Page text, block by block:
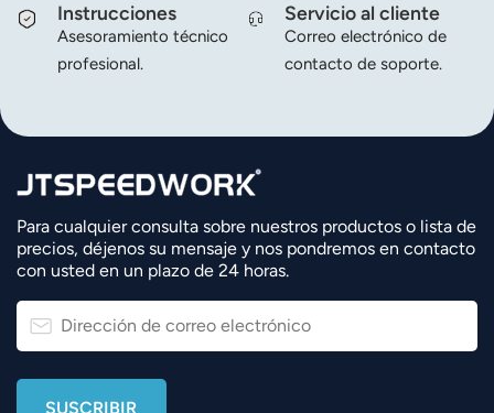
Instrucciones
Asesoramiento técnico
profesional.
Servicio al cliente
Correo electrónico de
contacto de soporte.
Para cualquier consulta sobre nuestros productos o lista de
precios, déjenos su mensaje y nos pondremos en contacto
con usted en un plazo de 24 horas.